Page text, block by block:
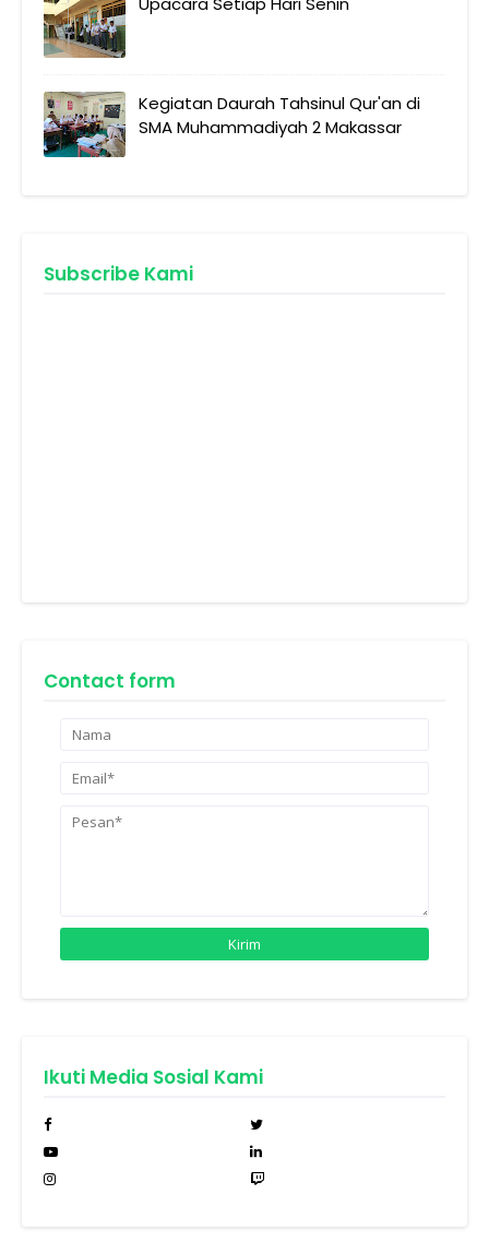
Kegiatan Daurah Tahsinul Qur'an di
SMA Muhammadiyah 2 Makassar
Subscribe Kami
Contact form
Ikuti Media Sosial Kami